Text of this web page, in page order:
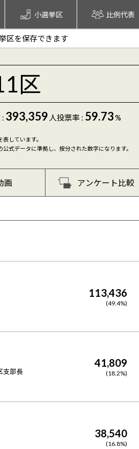
小選挙区 比例代表
区を保存できます
区
: 393,359 人投票率 : 59.73%
しています。
式データに準拠し、按分された数字になります。
画 アンケート比較
113,436
(49.4%)
支部長
41,809
(18.2%)
38,540
(16.8%)